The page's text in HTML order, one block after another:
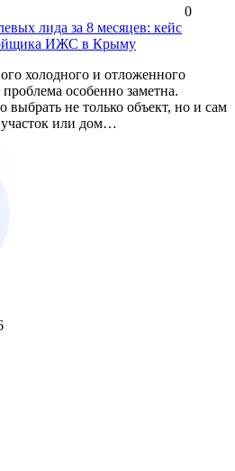
0
лида за 8 месяцев: кейс
ИЖС в Крыму
холодного и отложенного
особенно заметна.
выбрать не только объект, но и сам
или дом…